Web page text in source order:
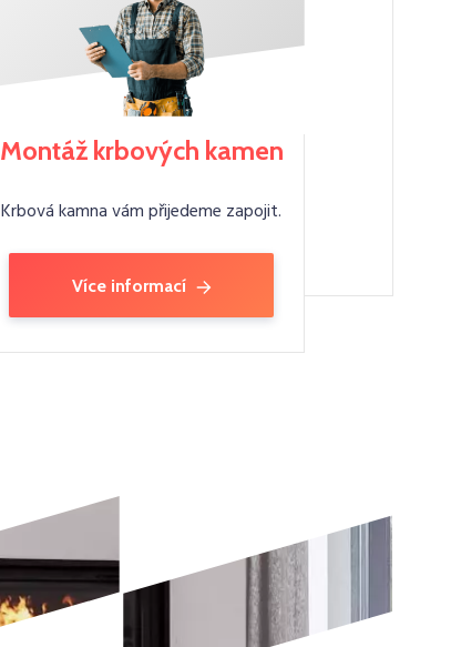
Montáž krbových kamen
Krbová kamna vám přijedeme zapojit.
Více informací